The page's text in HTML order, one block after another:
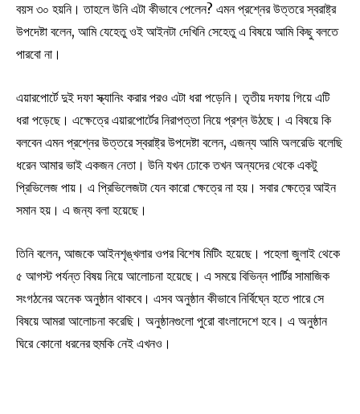
বয়স ৩০ হয়নি। তাহলে উনি এটা কীভাবে পেলেন? এমন প্রশ্নের উত্তরে স্বরাষ্ট্র
উপদেষ্টা বলেন, আমি যেহেতু ওই আইনটা দেখিনি সেহেতু এ বিষয়ে আমি কিছু বলতে
পারবো না।
এয়ারপোর্টে দুই দফা স্ক্যানিং করার পরও এটা ধরা পড়েনি। তৃতীয় দফায় গিয়ে এটি
ধরা পড়েছে। এক্ষেত্রে এয়ারপোর্টের নিরাপত্তা নিয়ে প্রশ্ন উঠছে। এ বিষয়ে কি
বলবেন এমন প্রশ্নের উত্তরে স্বরাষ্ট্র উপদেষ্টা বলেন, এজন্য আমি অলরেডি বলেছি
ধরেন আমার ভাই একজন নেতা। উনি যখন ঢোকে তখন অন্যদের থেকে একটু
প্রিভিলেজ পায়। এ প্রিভিলেজটা যেন কারো ক্ষেত্রে না হয়। সবার ক্ষেত্রে আইন
সমান হয়। এ জন্য বলা হয়েছে।
তিনি বলেন, আজকে আইনশৃঙ্খলার ওপর বিশেষ মিটিং হয়েছে। পহেলা জুলাই থেকে
৫ আগস্ট পর্যন্ত বিষয় নিয়ে আলোচনা হয়েছে। এ সময়ে বিভিন্ন পার্টির সামাজিক
সংগঠনের অনেক অনুষ্ঠান থাকবে। এসব অনুষ্ঠান কীভাবে নির্বিঘ্নে হতে পারে সে
বিষয়ে আমরা আলোচনা করেছি। অনুষ্ঠানগুলো পুরো বাংলাদেশে হবে। এ অনুষ্ঠান
ঘিরে কোনো ধরনের হুমকি নেই এখনও।